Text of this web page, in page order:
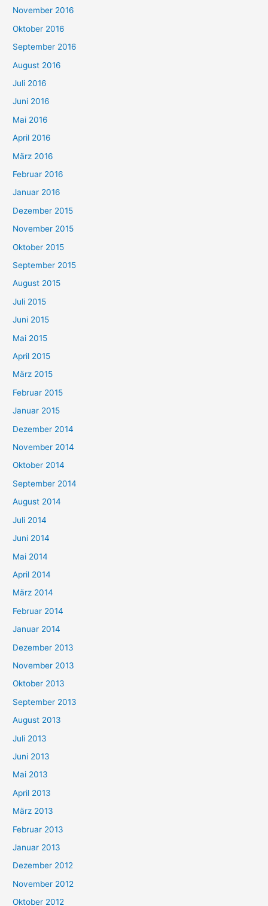
November 2016
Oktober 2016
September 2016
August 2016
Juli 2016
Juni 2016
Mai 2016
April 2016
März 2016
Februar 2016
Januar 2016
Dezember 2015
November 2015
Oktober 2015
September 2015
August 2015
Juli 2015
Juni 2015
Mai 2015
April 2015
März 2015
Februar 2015
Januar 2015
Dezember 2014
November 2014
Oktober 2014
September 2014
August 2014
Juli 2014
Juni 2014
Mai 2014
April 2014
März 2014
Februar 2014
Januar 2014
Dezember 2013
November 2013
Oktober 2013
September 2013
August 2013
Juli 2013
Juni 2013
Mai 2013
April 2013
März 2013
Februar 2013
Januar 2013
Dezember 2012
November 2012
Oktober 2012